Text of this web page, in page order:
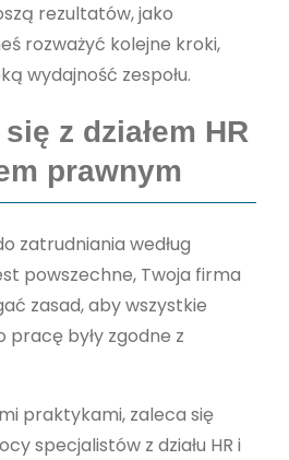
rezultatów, jako
rozważyć kolejne kroki,
wydajność zespołu.
z działem HR
prawnym
zatrudniania według
powszechne, Twoja firma
zasad, aby wszystkie
pracę były zgodne z
praktykami, zaleca się
specjalistów z działu HR i